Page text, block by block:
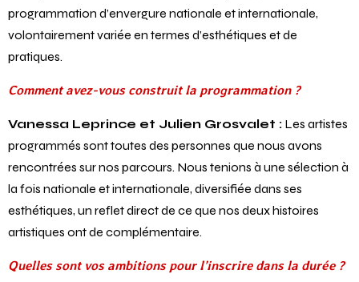
programmation d’envergure nationale et internationale,
volontairement variée en termes d’esthétiques et de
pratiques.
Comment avez-vous construit la programmation ?
Vanessa Leprince et Julien Grosvalet : Les artistes
programmés sont toutes des personnes que nous avons
rencontrées sur nos parcours. Nous tenions à une sélection à
la fois nationale et internationale, diversifiée dans ses
esthétiques, un reflet direct de ce que nos deux histoires
artistiques ont de complémentaire.
Quelles sont vos ambitions pour l’inscrire dans la durée ?